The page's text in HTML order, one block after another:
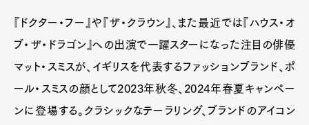
『ドクター・フー』や『ザ・クラウン』、また最近では『ハウス・オ
ブ・ザ・ドラゴン』への出演で一躍スターになった注目の俳優
マット・スミスが、イギリスを代表するファッションブランド、ポ
ール・スミスの顔として2023年秋冬、2024年春夏キャンペー
ンに登場する。クラシックなテーラリング、ブランドのアイコン